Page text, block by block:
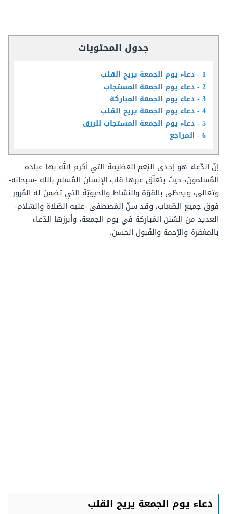
جدول المحتويات
1 دعاء يوم الجمعة يريح القلب
2 دعاء يوم الجمعة المستجاب
3 دعاء يوم الجمعة المباركة
4 دعاء يوم الجمعة يريح القلب
5 دعاء يوم الجمعة المستجاب للرزق
6 المراجع
إنّ الدّعاء هو إحدى النِعم العظيمة التي أكرم الله بها عباده
المُسلمون، حيث يتعلّق عبرها قلب الإنسان المُسلم بالله -سبحانه-
وتعالى، ويحظى بالقوّة والنشاط والحيويّة التي تضمن له المُرور
فوق جميع الصّعاب، وقد سنّ المُصطفى -عليه الصّلاة والسّلام-
العديد من السُنن المُباركة في يوم الجمعة، وأبرزها الدّعاء
بالمغفرة والرّحمة والقُبول الحسن.
دعاء يوم الجمعة يريح القلب